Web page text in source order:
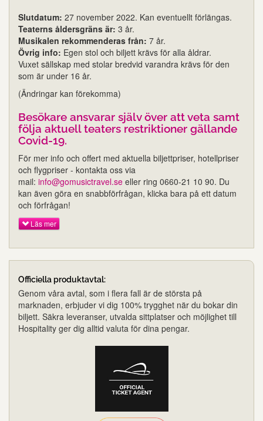
Slutdatum: 27 november 2022. Kan eventuellt förlängas.
Teaterns åldersgräns är: 3 år.
Musikalen rekommenderas från: 7 år.
Övrig info: Egen stol och biljett krävs för alla åldrar.
Vuxet sällskap med stolar bredvid varandra krävs för den
som är under 16 år.
(Ändringar kan förekomma)
Besökare ansvarar själv över att veta samt
följa aktuell teaters restriktioner gällande
Covid-19.
För mer info och offert med aktuella biljettpriser, hotellpriser
och flygpriser - kontakta oss via
mail: info@gomusictravel.se eller ring 0660-21 10 90. Du
kan även göra en snabbförfrågan, klicka bara på ett datum
och förfrågan!
Läs mer
Officiella produktavtal:
Genom våra avtal, som i flera fall är de största på
marknaden, erbjuder vi dig 100% trygghet när du bokar din
biljett. Säkra leveranser, utvalda sittplatser och möjlighet till
Hospitality ger dig alltid valuta för dina pengar.